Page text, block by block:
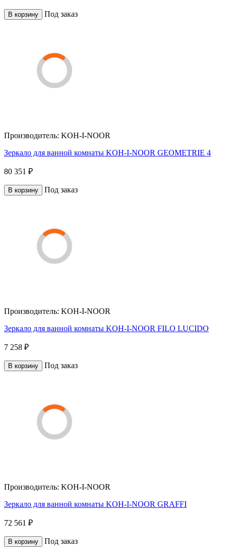
В корзину Под заказ
Производитель: KOH-I-NOOR
Зеркало для ванной комнаты KOH-I-NOOR GEOMETRIE 4
80 351 ₽
В корзину Под заказ
Производитель: KOH-I-NOOR
Зеркало для ванной комнаты KOH-I-NOOR FILO LUCIDO
7 258 ₽
В корзину Под заказ
Производитель: KOH-I-NOOR
Зеркало для ванной комнаты KOH-I-NOOR GRAFFI
72 561 ₽
В корзину Под заказ